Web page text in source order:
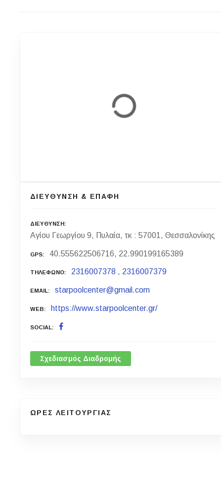
ΔΙΕΥΘΥΝΣΗ & ΕΠΑΦΗ
ΔΙΕΥΘΥΝΣΗ
Αγίου Γεωργίου 9, Πυλαία, τκ : 57001, Θεσσαλονίκης
GPS 40.555622506716, 22.990199165389
ΤΗΛΕΦΩΝΟ 2316007378 , 2316007379
EMAIL starpoolcenter@gmail.com
WEB https://www.starpoolcenter.gr/
SOCIAL
Σχεδιασμός Διαδρομής
ΩΡΕΣ ΛΕΙΤΟΥΡΓΙΑΣ